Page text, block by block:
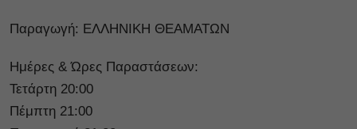
Παραγωγή: ΕΛΛΗΝΙΚΗ ΘΕΑΜΑΤΩΝ
Ημέρες & Ώρες Παραστάσεων:
Τετάρτη 20:00
Πέμπτη 21:00